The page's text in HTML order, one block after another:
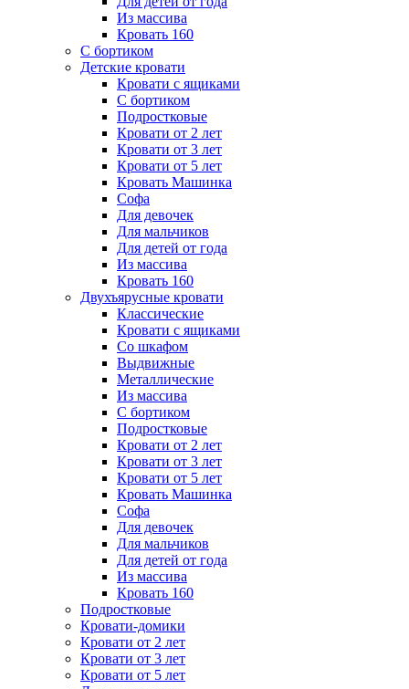
Из массива
Кровать 160
С бортиком
Детские кровати
Кровати с ящиками
С бортиком
Подростковые
Кровати от 2 лет
Кровати от 3 лет
Кровати от 5 лет
Кровать Машинка
Софа
Для девочек
Для мальчиков
Для детей от года
Из массива
Кровать 160
Двухъярусные кровати
Классические
Кровати с ящиками
Со шкафом
Выдвижные
Металлические
Из массива
С бортиком
Подростковые
Кровати от 2 лет
Кровати от 3 лет
Кровати от 5 лет
Кровать Машинка
Софа
Для девочек
Для мальчиков
Для детей от года
Из массива
Кровать 160
Подростковые
Кровати-домики
Кровати от 2 лет
Кровати от 3 лет
Кровати от 5 лет